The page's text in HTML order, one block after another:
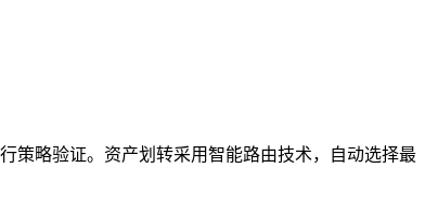
策略验证。资产划转采用智能路由技术，自动选择最